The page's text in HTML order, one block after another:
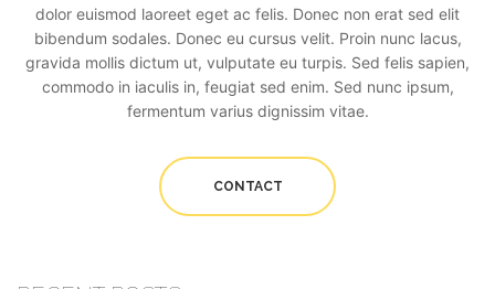
dolor euismod laoreet eget ac felis. Donec non erat sed elit
bibendum sodales. Donec eu cursus velit. Proin nunc lacus,
gravida mollis dictum ut, vulputate eu turpis. Sed felis sapien,
commodo in iaculis in, feugiat sed enim. Sed nunc ipsum,
fermentum varius dignissim vitae.
CONTACT